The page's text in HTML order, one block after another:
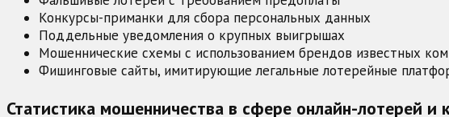
Конкурсы-приманки для сбора персональных данных
Поддельные уведомления о крупных выигрышах
Мошеннические схемы с использованием брендов известных
Фишинговые сайты, имитирующие легальные лотерейные
Статистика мошенничества в сфере онлайн-лотерей и